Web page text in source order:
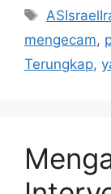
Tag
mengecam,
Terungkap,